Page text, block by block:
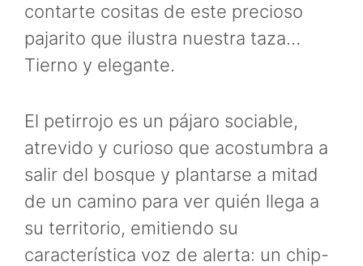
contarte cositas de este precioso
pajarito que ilustra nuestra taza…
Tierno y elegante.
El petirrojo es un pájaro sociable,
atrevido y curioso que acostumbra a
salir del bosque y plantarse a mitad
de un camino para ver quién llega a
su territorio, emitiendo su
característica voz de alerta: un chip-